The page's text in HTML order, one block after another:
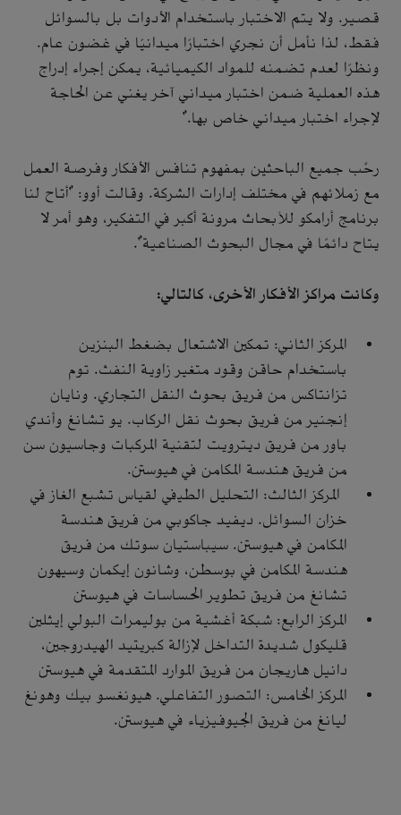
قصير. ولا يتم الاختبار باستخدام الأدوات بل بالسوائل
فقط، لذا نأمل أن نجري اختبارًا ميدانيًا في غضون عام.
ونظرًا لعدم تضمنه للمواد الكيميائية، يمكن إجراء إدراج
هذه العملية ضمن اختبار ميداني آخر يغني عن الحاجة
لإجراء اختبار ميداني خاص بها."
رحَّب جميع الباحثين بمفهوم تنافس الأفكار وفرصة العمل
مع زملائهم في مختلف إدارات الشركة. وقالت أوو: "أتاح لنا
برنامج أرامكو للأبحاث مرونة أكبر في التفكير، وهو أمر لا
يتاح دائمًا في مجال البحوث الصناعية".
وكانت مراكز الأفكار الأخرى، كالتالي:
المركز الثاني: تمكين الاشتعال بضغط البنزين
باستخدام حاقن وقود متغير زاوية النفث. توم
تزانتاكس من فريق بحوث النقل التجاري. ونايان
إنجنير من فريق بحوث نقل الركاب. يو تشانغ وأندي
باور من فريق ديترويت لتقنية المركبات وجاسيون سن
من فريق هندسة المكامن في هيوستن.
المركز الثالث: التحليل الطيفي لقياس تشبع الغاز في
خزان السوائل. ديفيد جاكوبي من فريق هندسة
المكامن في هيوستن. سيباستيان سوتك من فريق
هندسة المكامن في بوسطن، وشانون إيكمان وسيهون
تشانغ من فريق تطوير الحساسات في هيوستن
المركز الرابع: شبكة أغشية من بوليمرات البولي إيثلين
قليكول شديدة التداخل لإزالة كبريتيد الهيدروجين،
دانيل هاريجان من فريق الموارد المتقدمة في هيوستن
المركز الخامس: التصور التفاعلي. هيونغسو بيك وهونغ
ليانغ من فريق الجيوفيزياء في هيوستن.